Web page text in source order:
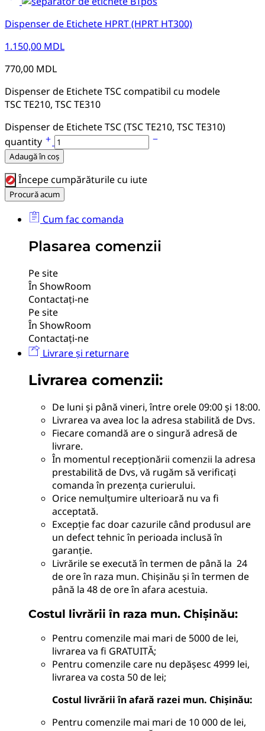
Dispenser de Etichete HPRT (HPRT HT300)
1.150,00 MDL
770,00 MDL
Dispenser de Etichete TSC compatibil cu modele
TSC TE210, TSC TE310
Dispenser de Etichete TSC (TSC TE210, TSC TE310)
quantity
Adaugă în coș
Începe cumpărăturile cu iute
Procură acum
Cum fac comanda
Plasarea comenzii
Pe site
În ShowRoom
Contactați-ne
Pe site
În ShowRoom
Contactați-ne
Livrare și returnare
Livrarea comenzii:
De luni și până vineri, între orele 09:00 și 18:00.
Livrarea va avea loc la adresa stabilită de Dvs.
Fiecare comandă are o singură adresă de
livrare.
În momentul recepționării comenzii la adresa
prestabilită de Dvs, vă rugăm să verificați
comanda în prezența curierului.
Orice nemulțumire ulterioară nu va fi
acceptată.
Excepție fac doar cazurile când produsul are
un defect tehnic în perioada inclusă în
garanție.
Livrările se execută în termen de până la 24
de ore în raza mun. Chișinău și în termen de
până la 48 de ore în afara acestuia.
Costul livrării în raza mun. Chișinău:
Pentru comenzile mai mari de 5000 de lei,
livrarea va fi GRATUITĂ;
Pentru comenzile care nu depășesc 4999 lei,
livrarea va costa 50 de lei;
Costul livrării în afară razei mun. Chișinău:
Pentru comenzile mai mari de 10 000 de lei,